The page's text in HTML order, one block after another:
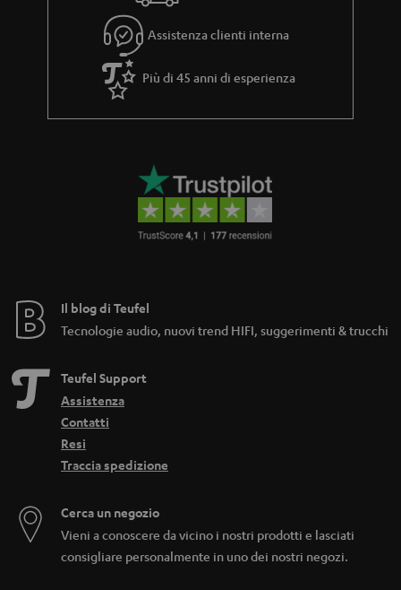
Assistenza clienti interna
Più di 45 anni di esperienza
Il blog di Teufel
Tecnologie audio, nuovi trend HIFI, suggerimenti & trucchi
Teufel Support
Assistenza
Contatti
Resi
Traccia spedizione
Cerca un negozio
Vieni a conoscere da vicino i nostri prodotti e lasciati
consigliare personalmente in uno dei nostri negozi.